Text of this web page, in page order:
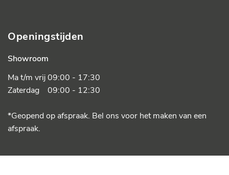
Openingstijden
Showroom
Ma t/m vrij 09:00 - 17:30
Zaterdag 09:00 - 12:30
*Geopend op afspraak. Bel ons voor het maken van een
afspraak.